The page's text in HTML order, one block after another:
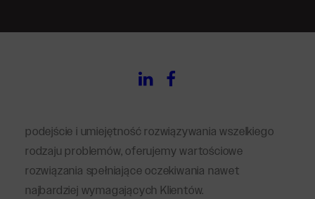
uszlachetnień na wysokojakościowych podłożach.
podejście i umiejętność rozwiązywania wszelkiego
rodzaju problemów, oferujemy wartościowe
rozwiązania spełniające oczekiwania nawet
najbardziej wymagających Klientów.